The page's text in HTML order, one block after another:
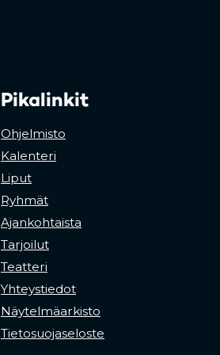
Pikalinkit
Ohjelmisto
Kalenteri
Liput
Ryhmät
Ajankohtaista
Tarjoilut
Teatteri
Yhteystiedot
Näytelmäarkisto
Tietosuojaseloste